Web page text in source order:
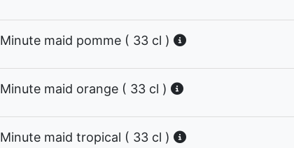
Minute maid pomme ( 33 cl )
Minute maid orange ( 33 cl )
Minute maid tropical ( 33 cl )